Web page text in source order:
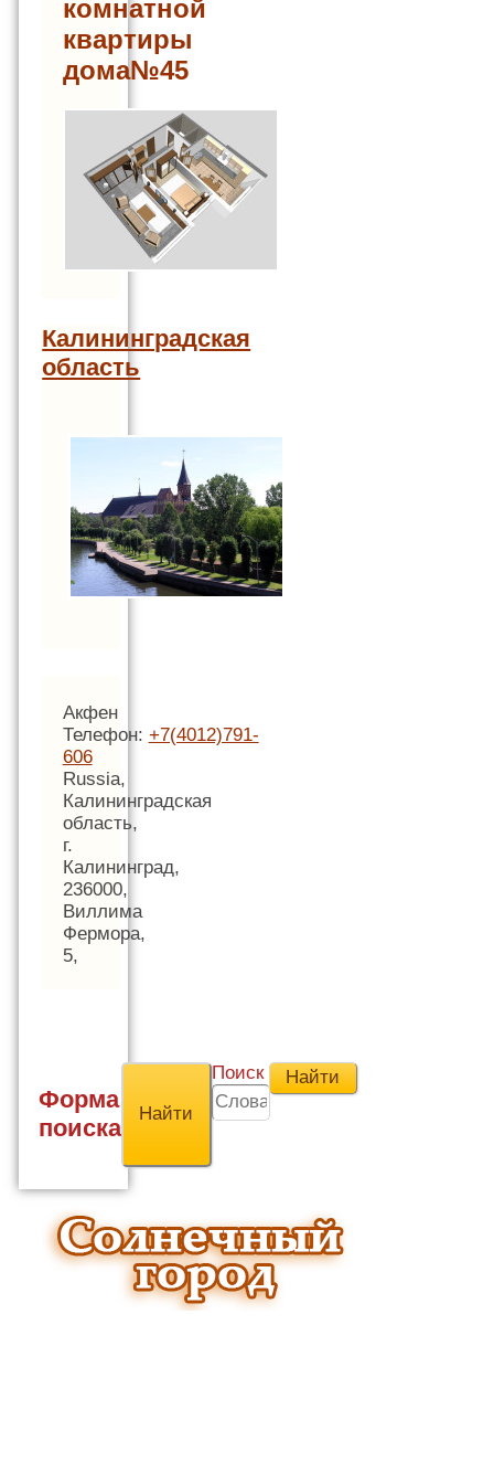
комнатной
квартиры
дома№45
Калининградская
область
Акфен
Телефон: +7(4012)791-
606
Russia,
Калининградская
область,
г.
Калининград,
236000,
Виллима
Фермора,
5,
Форма
поиска
Поиск